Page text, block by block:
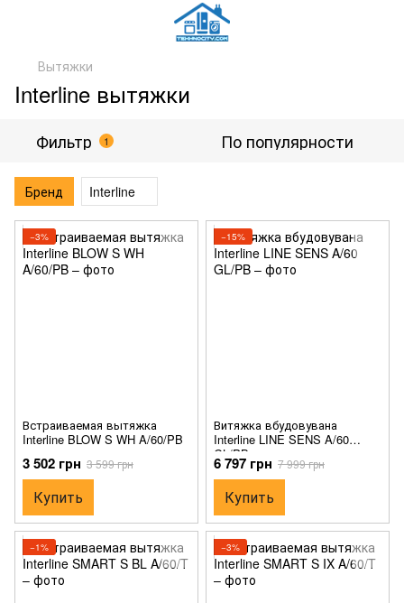
Вытяжки
Interline вытяжки
Фильтр 1 По популярности
Бренд Interline
−3%
Встраиваемая вытяжка
Interline BLOW S WH A/60/PB
3 502 грн 3 599 грн
Купить
−15%
Витяжка вбудовувана
Interline LINE SENS A/60
GL/PB
6 797 грн 7 999 грн
Купить
−1% −3%